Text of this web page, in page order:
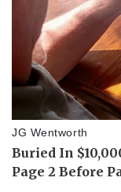
Thế giới thể thao
eSports
Hậu trường